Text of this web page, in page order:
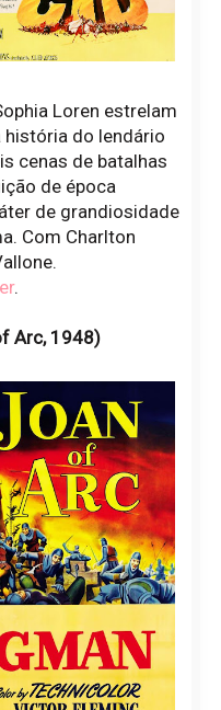
Loren estrelam
história do lendário
cenas de batalhas
de época
de grandiosidade
Com Charlton
.
Arc, 1948)